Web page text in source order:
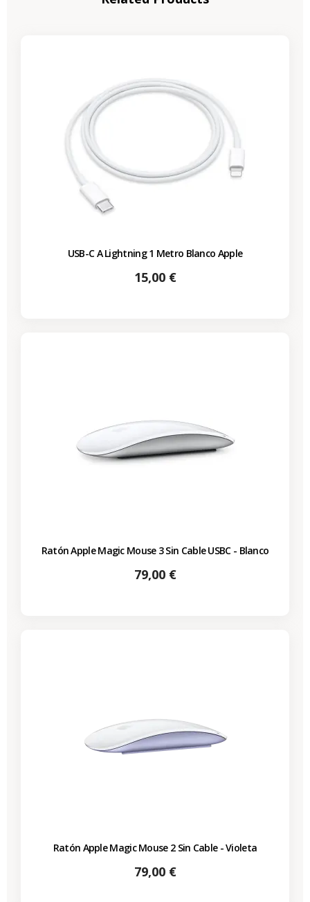
USB-C A Lightning 1 Metro Blanco Apple
Precio
15,00 €
Ratón Apple Magic Mouse 3 Sin Cable USBC - Blanco
Precio
79,00 €
Ratón Apple Magic Mouse 2 Sin Cable - Violeta
Precio
79,00 €